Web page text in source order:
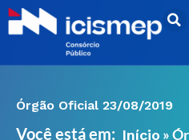
Ir
para
Órgão Oficial 23/08/2019
Você está em: Início »